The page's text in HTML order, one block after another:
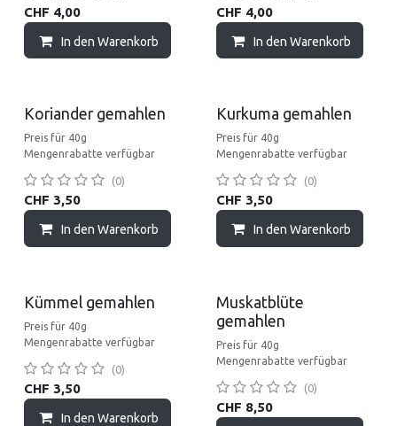
CHF 4,00
In den Warenkorb
CHF 4,00
In den Warenkorb
Koriander gemahlen
Preis für 40g
Mengenrabatte verfügbar
(0)
CHF 3,50
In den Warenkorb
Kurkuma gemahlen
Preis für 40g
Mengenrabatte verfügbar
(0)
CHF 3,50
In den Warenkorb
Kümmel gemahlen
Preis für 40g
Mengenrabatte verfügbar
(0)
CHF 3,50
In den Warenkorb
Muskatblüte
gemahlen
Preis für 40g
Mengenrabatte verfügbar
(0)
CHF 8,50